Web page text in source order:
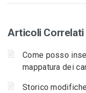
Articoli Correlati
Come posso
mappatura dei
Storico modifiche